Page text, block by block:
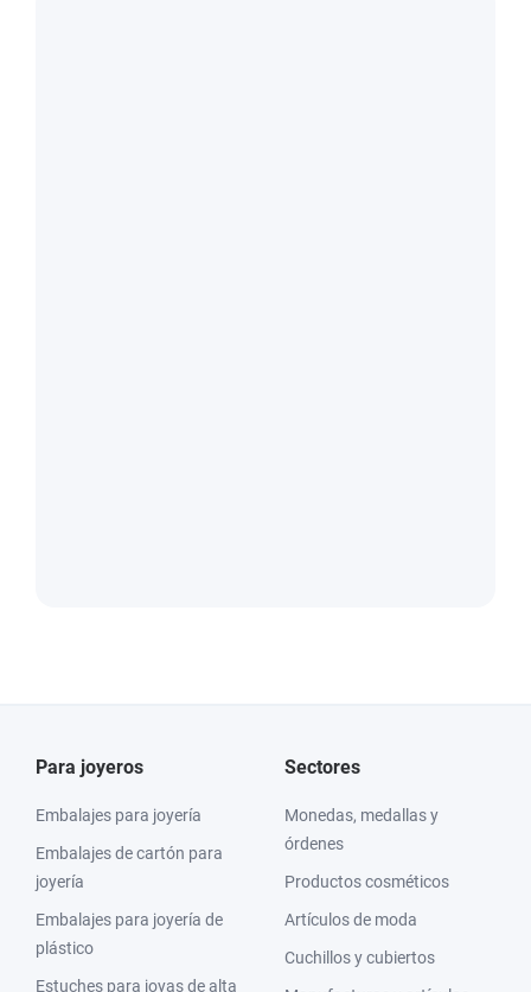
Para joyeros
Embalajes para joyería
Embalajes de cartón para
joyería
Embalajes para joyería de
plástico
Estuches para joyas de alta
Sectores
Monedas, medallas y
órdenes
Productos cosméticos
Artículos de moda
Cuchillos y cubiertos